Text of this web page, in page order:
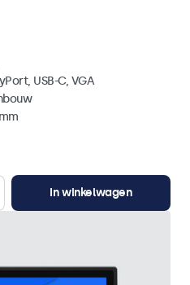
USB-C, VGA
In winkelwagen